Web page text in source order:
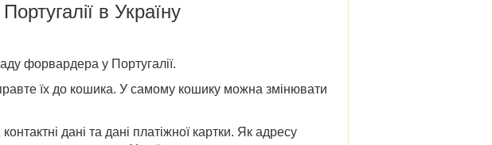
в Україну
форвардера у Португалії.
їх до кошика. У самому кошику можна змінювати
дані та дані платіжної картки. Як адресу